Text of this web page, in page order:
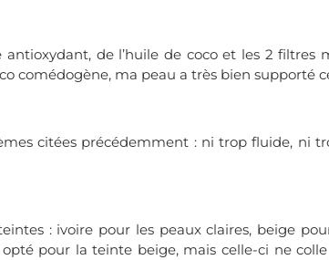
de l’huile de coco et les 2
comédogène, ma peau a très bien supporté
citées précédemment : ni trop fluide, ni
: ivoire pour les peaux claires, beige
opté pour la teinte beige, mais celle-ci ne